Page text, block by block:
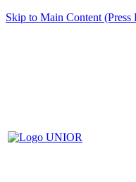
Skip to Main Content (Press